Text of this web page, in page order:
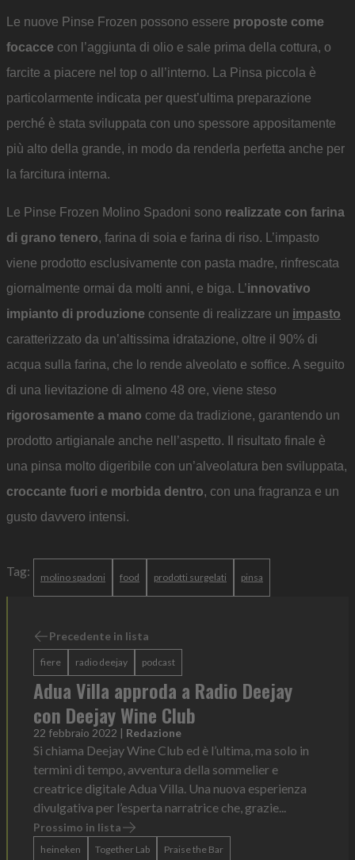
Le nuove Pinse Frozen possono essere proposte come
focacce con l’aggiunta di olio e sale prima della cottura, o
farcite a piacere nel top o all’interno. La Pinsa piccola è
particolarmente indicata per quest’ultima preparazione
perché è stata sviluppata con uno spessore appositamente
più alto della grande, in modo da renderla perfetta anche per
la farcitura interna.
Le Pinse Frozen Molino Spadoni sono realizzate con farina
di grano tenero, farina di soia e farina di riso. L’impasto
viene prodotto esclusivamente con pasta madre, rinfrescata
giornalmente ormai da molti anni, e biga. L’innovativo
impianto di produzione consente di realizzare un impasto
caratterizzato da un’altissima idratazione, oltre il 90% di
acqua sulla farina, che lo rende alveolato e soffice. A seguito
di una lievitazione di almeno 48 ore, viene steso
rigorosamente a mano come da tradizione, garantendo un
prodotto artigianale anche nell’aspetto. Il risultato finale è
una pinsa molto digeribile con un’alveolatura ben sviluppata,
croccante fuori e morbida dentro, con una fragranza e un
gusto davvero intensi.
Tag: molino spadoni food prodotti surgelati pinsa
Precedente in lista
fiere radio deejay podcast
Adua Villa approda a Radio Deejay
con Deejay Wine Club
22 febbraio 2022 | Redazione
Si chiama Deejay Wine Club ed è l’ultima, ma solo in
termini di tempo, avventura della sommelier e
creatrice digitale Adua Villa. Una nuova esperienza
divulgativa per l’esperta narratrice che, grazie...
Prossimo in lista
heineken Together Lab Praise the Bar